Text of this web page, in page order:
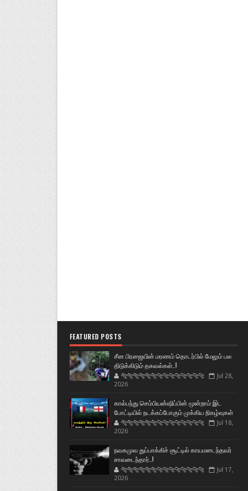
FEATURED POSTS
சீன பிரஜையின் மரணம் தொடர்பில் மேலும் பல
திடுக்கிடும் தகவல்கள்..!
🐅🐅🐅🐅🐅🐅🐆🐆🐆🐆🐆🐆🐆🐆
Jul 28,
2026
கால்பந்து செம்பியன்ஷிப்பின் மூன்றாம் இட
போட்டியில் நடக்கப்போகும் முக்கிய நிகழ்வுகள்
🐅🐅🐅🐅🐅🐅🐆🐆🐆🐆🐆🐆🐆🐆
Jul 18,
2026
நவகமுவ துப்பாக்கிச் சூட்டில் காயமடைந்தவர்
சாவடைந்தார்..!
🐅🐅🐅🐅🐅🐅🐆🐆🐆🐆🐆🐆🐆🐆
Jul 17,
2026